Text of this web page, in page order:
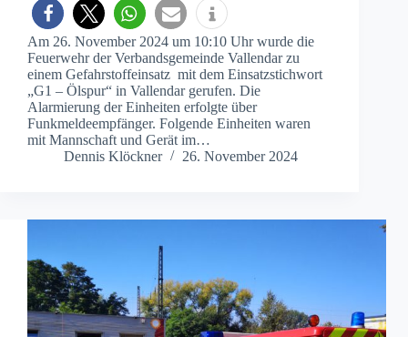
Am 26. November 2024 um 10:10 Uhr wurde die
Feuerwehr der Verbandsgemeinde Vallendar zu
einem Gefahrstoffeinsatz mit dem Einsatzstichwort
„G1 – Ölspur“ in Vallendar gerufen. Die
Alarmierung der Einheiten erfolgte über
Funkmeldeempfänger. Folgende Einheiten waren
mit Mannschaft und Gerät im…
Dennis Klöckner
26. November 2024